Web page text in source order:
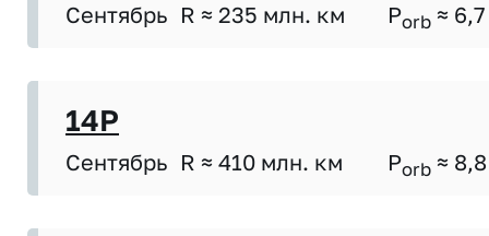
Сентябрь R ≈ 235 млн. км Porb ≈ 6,7
14P
Сентябрь R ≈ 410 млн. км Porb ≈ 8,8